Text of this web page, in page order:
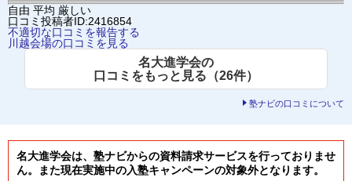
自由 平均 厳しい
口コミ投稿者ID:2416854
不適切な口コミを報告する
川越会場の口コミを見る
名大進学会の
口コミをもっと見る（26件）
塾ナビの口コミについて
名大進学会は、塾ナビからの資料請求サービスを行っておりませ
ん。また現在実施中の入塾キャンペーンの対象外となります。